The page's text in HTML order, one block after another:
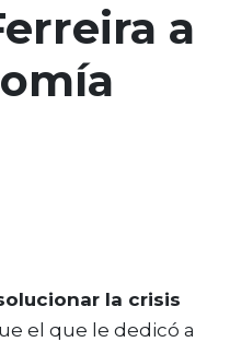
a
la crisis
el que le dedicó a